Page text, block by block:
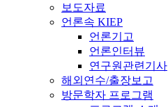
보도자료
언론속 KIEP
언론기고
언론인터뷰
연구원관련기사
해외연수/출장보고
방문학자 프로그램